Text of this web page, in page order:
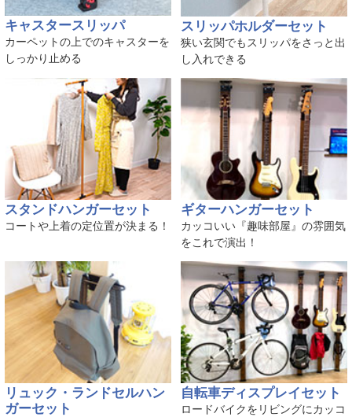
キャスタースリッパ
カーペットの上でのキャスターを
しっかり止める
スリッパホルダーセット
狭い玄関でもスリッパをさっと出
し入れできる
スタンドハンガーセット
コートや上着の定位置が決まる！
ギターハンガーセット
カッコいい『趣味部屋』の雰囲気
をこれで演出！
リュック・ランドセルハン
ガーセット
自転車ディスプレイセット
ロードバイクをリビングにカッコ